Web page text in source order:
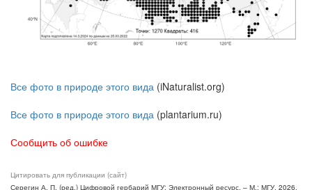
Все фото в природе этого вида (iNaturalist.org)
Все фото в природе этого вида (plantarium.ru)
Сообщить об ошибке
Цитировать для публикации (сайт)
Серегин А. П. (ред.) Цифровой гербарий МГУ: Электронный ресурс. – М.: МГУ, 2026.